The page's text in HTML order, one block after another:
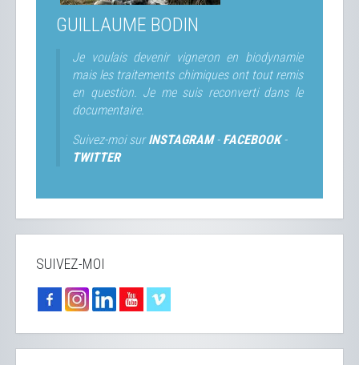
GUILLAUME BODIN
Je voulais devenir vigneron en biodynamie
mais les traitements chimiques ont tout remis
en question. Je me suis reconverti dans le
documentaire.
Suivez-moi surINSTAGRAM- FACEBOOK-
TWITTER
SUIVEZ-MOI